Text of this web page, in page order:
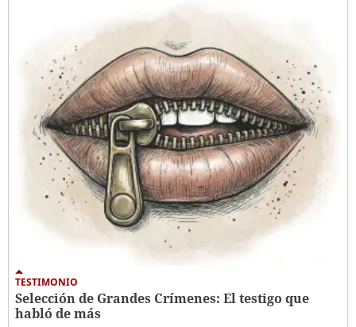
TESTIMONIO
Selección de Grandes Crímenes: El testigo que
habló de más